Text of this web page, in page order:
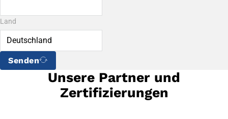
Land
Senden
Unsere Partner und
Zertifizierungen